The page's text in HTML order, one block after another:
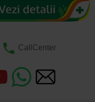
CallCenter